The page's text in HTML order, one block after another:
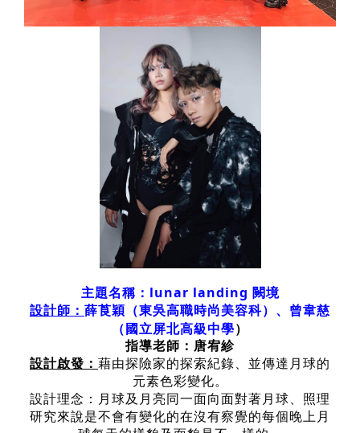
主題名稱：lunar landing 闕境
設計師： 薛莨穎（東吳高職時尚美容科）、 曾韋慈
（國立屏北高級中學）
指導老師：唐宥紾
設計啟發： 藉由探險家的探索紀錄、並傳達月球的
元素色彩變化。
設計理念：月球及月亮同一面向面對著月球、照理
研究來說是不會有變化的在沒有察覺的每個晚上月